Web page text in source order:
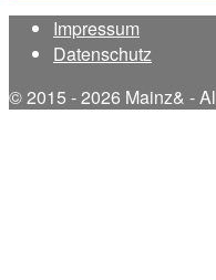
Impressum
Datenschutz
© 2015 - 2026 Mainz& -